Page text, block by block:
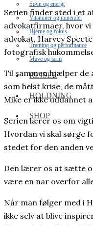
Søvn og energi
Vitaminer og mineraler
Hjerne og fokus
Træning og performance
Mave og tarm
REJSER
HOLDNING
SHOP
Serien finder sted i et
advokatfirmaer, hvor
advokat, Harvey
fotografisk
Til sammen hjælper de
som helst krise, de
Mike er ikke uddannet
Serien lærer os om
Hvordan vi skal sørge
stedet for den anden
Den lærer os at sætte
være en nar overfor
Når man følger med i
ikke selv at blive